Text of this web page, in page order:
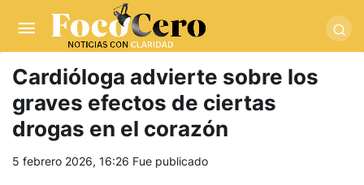
trwin giriş
masterbetting-palacebet1.com-
tlcasino giriş-betandyou-vbett34.com betovis34.net-
skyloftsbet
Cardióloga advierte sobre los
graves efectos de ciertas
drogas en el corazón
5 febrero 2026, 16:26 Fue publicado